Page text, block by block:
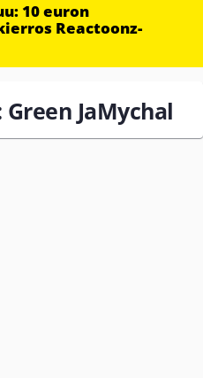
10 euron
Reactoonz-
JaMychal